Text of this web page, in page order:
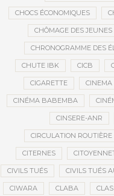
CHOCS ÉCONOMIQUES
CHÔMAGE DES JEUNES
CHRONOGRAMME DES
CHUTE IBK CICB
CIGARETTE CINEMA
CINÉMA BABEMBA
CINSERE-ANR
CIRCULATION ROUTIÈRE
CITERNES
CIVILS TUÉS CIVILS TUÉS
CIWARA CLABA